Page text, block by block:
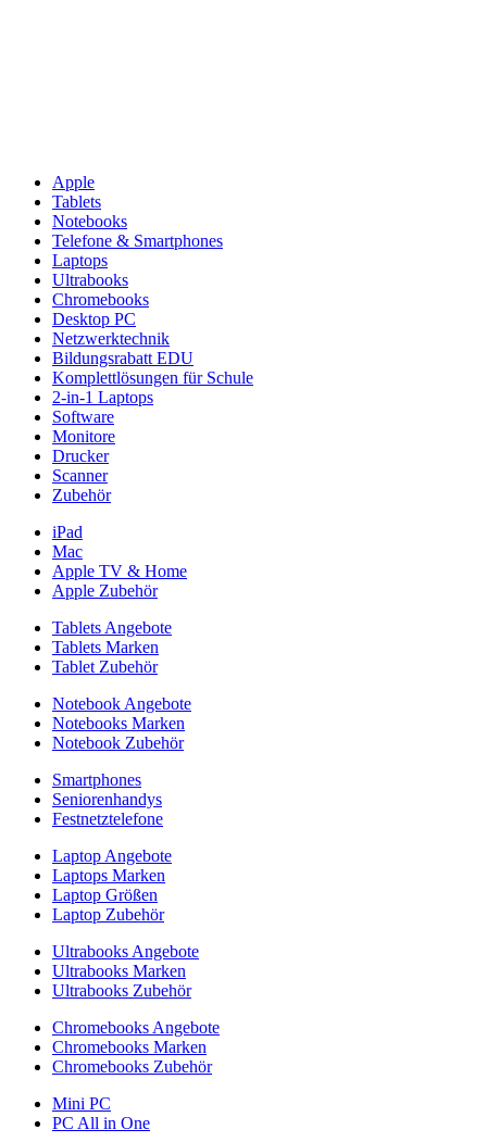
Apple
Tablets
Notebooks
Telefone & Smartphones
Laptops
Ultrabooks
Chromebooks
Desktop PC
Netzwerktechnik
Bildungsrabatt EDU
Komplettlösungen für Schule
2-in-1 Laptops
Software
Monitore
Drucker
Scanner
Zubehör
iPad
Mac
Apple TV & Home
Apple Zubehör
Tablets Angebote
Tablets Marken
Tablet Zubehör
Notebook Angebote
Notebooks Marken
Notebook Zubehör
Smartphones
Seniorenhandys
Festnetztelefone
Laptop Angebote
Laptops Marken
Laptop Größen
Laptop Zubehör
Ultrabooks Angebote
Ultrabooks Marken
Ultrabooks Zubehör
Chromebooks Angebote
Chromebooks Marken
Chromebooks Zubehör
Mini PC
PC All in One